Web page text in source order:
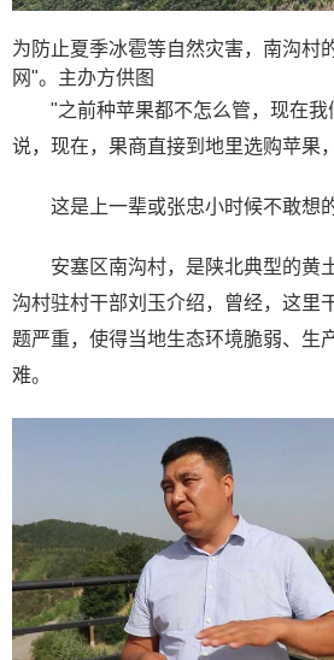
为防止夏季冰雹等自然灾害，南沟村
网"。主办方供图
"之前种苹果都不怎么管，现在
说，现在，果商直接到地里选购苹果
这是上一辈或张忠小时候不敢想
安塞区南沟村，是陕北典型的黄
沟村驻村干部刘玉介绍，曾经，这里
题严重，使得当地生态环境脆弱、生
难。